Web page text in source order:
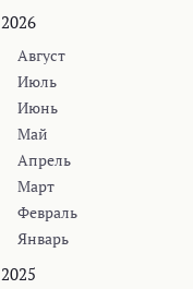
2026
Август
Июль
Июнь
Май
Апрель
Март
Февраль
Январь
2025